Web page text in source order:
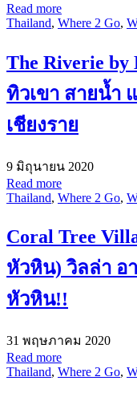
Read more
Thailand, Where 2 Go,
The Riverie by
ทิวเขา สายน้ำ
เชียงราย
9 มิถุนายน 2020
Read more
Thailand, Where 2 Go,
Coral Tree
หัวหิน) วิลล่า อ
หัวหิน!!
31 พฤษภาคม 2020
Read more
Thailand, Where 2 Go,